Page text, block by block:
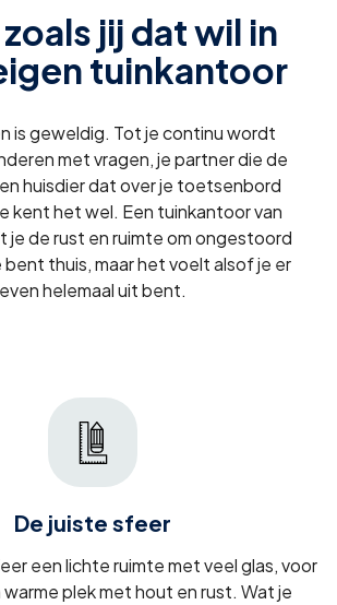
jij dat wil in
tuinkantoor
is geweldig. Tot je continu wordt
met vragen, je partner die de
huisdier dat over je toetsenbord
kent het wel. Een tuinkantoor van
je de rust en ruimte om ongestoord
bent thuis, maar het voelt alsof je er
even helemaal uit bent.
De juiste sfeer
een lichte ruimte met veel glas, voor
plek met hout en rust. Wat je